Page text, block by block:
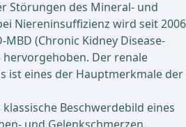
Störungen des Mineral- und
Niereninsuffizienz wird seit 2006
(Chronic Kidney Disease-
Der renale
ist eines der Hauptmerkmale der
Beschwerdebild eines